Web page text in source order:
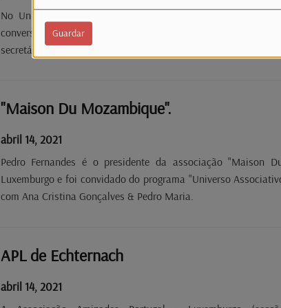
Guardar
No Universo Associativo, Pedro Maria e Ana Cristina
conversa com Carlos Soares e Leandro Barros,
secretário - geral da associação "Saudámos Portugal".
"Maison Du Mozambique".
abril 14, 2021
Pedro Fernandes é o presidente da associação "Maison
Luxemburgo e foi convidado do programa "Universo
com Ana Cristina Gonçalves & Pedro Maria.
APL de Echternach
abril 14, 2021